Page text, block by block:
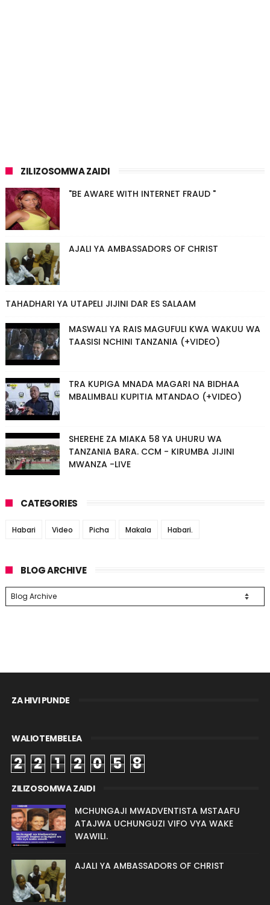
ZILIZOSOMWA ZAIDI
"BE AWARE WITH INTERNET FRAUD "
AJALI YA AMBASSADORS OF CHRIST
TAHADHARI YA UTAPELI JIJINI DAR ES SALAAM
MASWALI YA RAIS MAGUFULI KWA WAKUU WA
TAASISI NCHINI TANZANIA (+VIDEO)
TRA KUPIGA MNADA MAGARI NA BIDHAA
MBALIMBALI KUPITIA MTANDAO (+VIDEO)
SHEREHE ZA MIAKA 58 YA UHURU WA
TANZANIA BARA. CCM - KIRUMBA JIJINI
MWANZA -LIVE
CATEGORIES
Habari Video Picha Makala Habari.
BLOG ARCHIVE
ZA HIVI PUNDE
WALIOTEMBELEA
2 2 1 2 0 5 8
ZILIZOSOMWA ZAIDI
MCHUNGAJI MWADVENTISTA MSTAAFU
ATAJWA UCHUNGUZI VIFO VYA WAKE
WAWILI.
AJALI YA AMBASSADORS OF CHRIST